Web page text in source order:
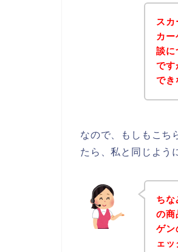
ス
カ
談に
です
でき
なので、もしもこち
たら、私と同じよう
ち
の商
ゲン
ェ